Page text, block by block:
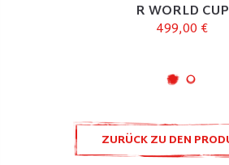
R WORLD CUP
499,00 €
ZURÜCK ZU DEN